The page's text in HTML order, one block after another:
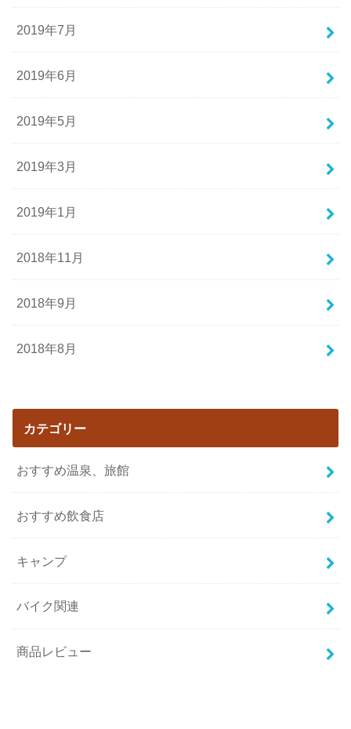
2019年7月
2019年6月
2019年5月
2019年3月
2019年1月
2018年11月
2018年9月
2018年8月
カテゴリー
おすすめ温泉、旅館
おすすめ飲食店
キャンプ
バイク関連
商品レビュー